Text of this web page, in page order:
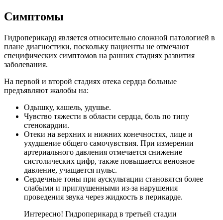
Симптомы
Гидроперикард является относительно сложной патологией в
плане диагностики, поскольку пациенты не отмечают
специфических симптомов на ранних стадиях развития
заболевания.
На первой и второй стадиях отека сердца больные
предъявляют жалобы на:
Одышку, кашель, удушье.
Чувство тяжести в области сердца, боль по типу
стенокардии.
Отеки на верхних и нижних конечностях, лице и
ухудшение общего самочувствия. При измерении
артериального давления отмечается снижение
систолических цифр, также повышается венозное
давление, учащается пульс.
Сердечные тоны при аускультации становятся более
слабыми и приглушенными из-за нарушения
проведения звука через жидкость в перикарде.
Интересно! Гидроперикард в третьей стадии